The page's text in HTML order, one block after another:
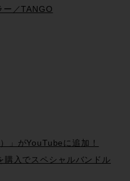
ー／TANGO
」がYouTubeに追加！
入でスペシャルバンドル